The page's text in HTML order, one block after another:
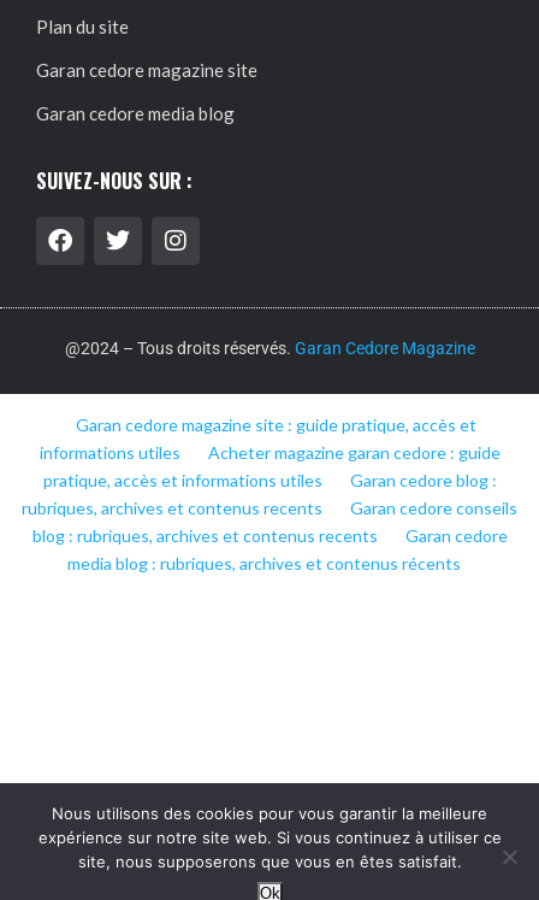
Plan du site
Garan cedore magazine site
Garan cedore media blog
SUIVEZ-NOUS SUR :
@2024 – Tous droits réservés. Garan Cedore Magazine
Garan cedore magazine site : guide pratique, accès et
informations utiles
Acheter magazine garan cedore : guide
pratique, accès et informations utiles
Garan cedore blog :
rubriques, archives et contenus recents
Garan cedore conseils
blog : rubriques, archives et contenus recents
Garan cedore
media blog : rubriques, archives et contenus récents
Nous utilisons des cookies pour vous garantir la meilleure
expérience sur notre site web. Si vous continuez à utiliser ce
site, nous supposerons que vous en êtes satisfait.
Ok